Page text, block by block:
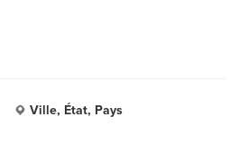
Ville, État, Pays